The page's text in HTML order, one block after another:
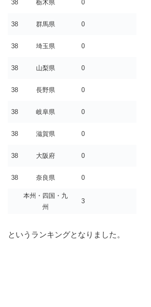
38 栃木県 0
38 群馬県 0
38 埼玉県 0
38 山梨県 0
38 長野県 0
38 岐阜県 0
38 滋賀県 0
38 大阪府 0
38 奈良県 0
本州・四国・九
州
3
というランキングとなりました。